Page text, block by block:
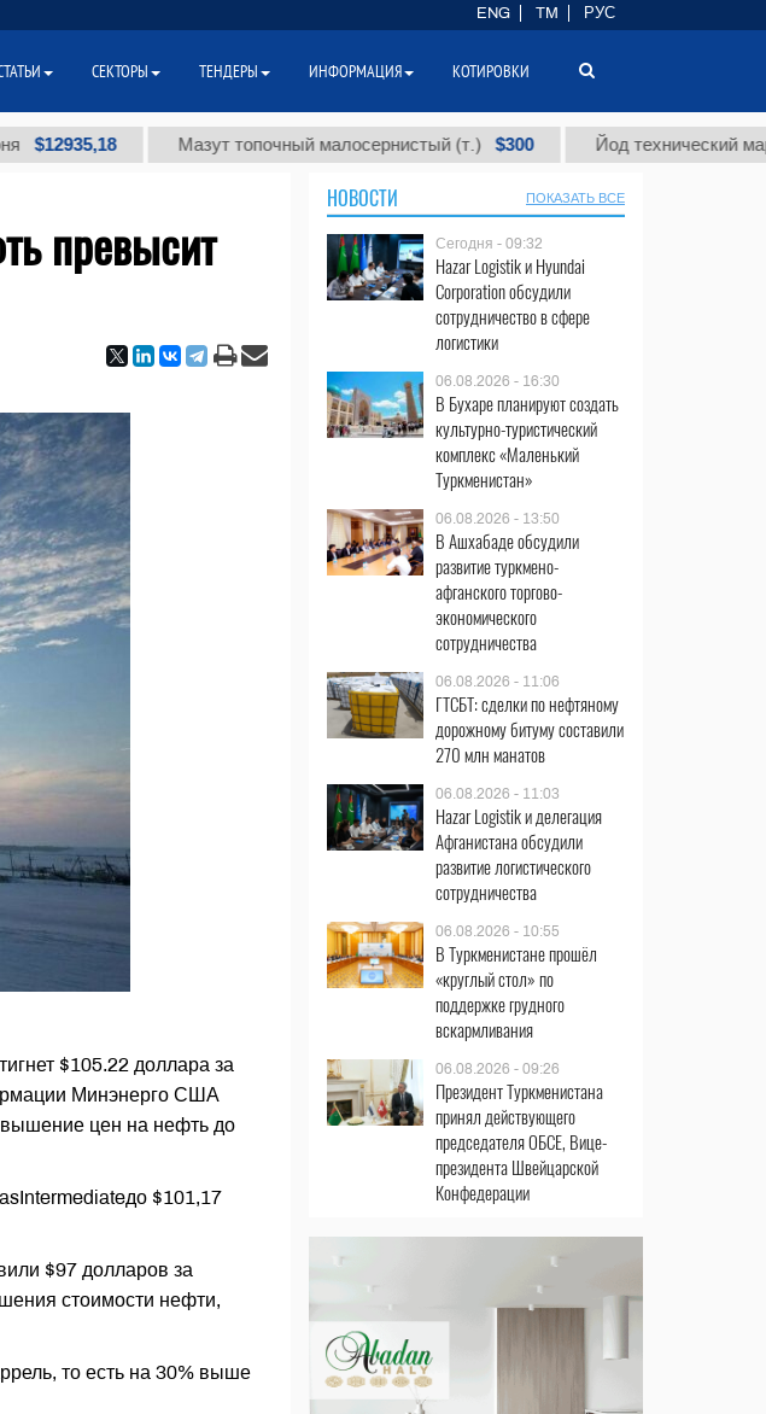
Мазут топочный малосернистый (т.) $300 Йод технический марки "А"
превысит
$105.22 доллара за
Минэнерго США
цен на нефть до
$101,17
$97 долларов за
стоимости нефти,
то есть на 30% выше
НОВОСТИ ПОКАЗАТЬ ВСЕ
Сегодня - 09:32
Hazar Logistik и Hyundai
Corporation обсудили
сотрудничество в сфере
логистики
06.08.2026 - 16:30
В Бухаре планируют создать
культурно-туристический
комплекс «Маленький
Туркменистан»
06.08.2026 - 13:50
В Ашхабаде обсудили
развитие туркмено-
афганского торгово-
экономического
сотрудничества
06.08.2026 - 11:06
ГТСБТ: сделки по нефтяному
дорожному битуму составили
270 млн манатов
06.08.2026 - 11:03
Hazar Logistik и делегация
Афганистана обсудили
развитие логистического
сотрудничества
06.08.2026 - 10:55
В Туркменистане прошёл
«круглый стол» по
поддержке грудного
вскармливания
06.08.2026 - 09:26
Президент Туркменистана
принял действующего
председателя ОБСЕ, Вице-
президента Швейцарской
Конфедерации
ENG TM РУС
СЕКТОРЫ ТЕНДЕРЫ ИНФОРМАЦИЯ КОТИРОВКИ